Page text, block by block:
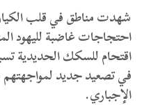
شهدت مناطق في قلب
احتجاجات غاضبة لليهود
اقتحام للسكك الحديدية
في تصعيد جديد لمواجهتهم
الإجباري.